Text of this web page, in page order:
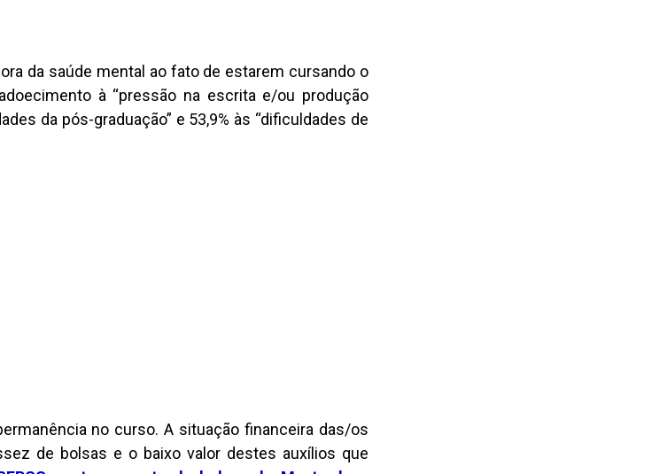
da saúde mental ao fato de estarem cursando o
à “pressão na escrita e/ou produção
da pós-graduação” e 53,9% às “dificuldades de
no curso. A situação financeira das/os
de bolsas e o baixo valor destes auxílios que